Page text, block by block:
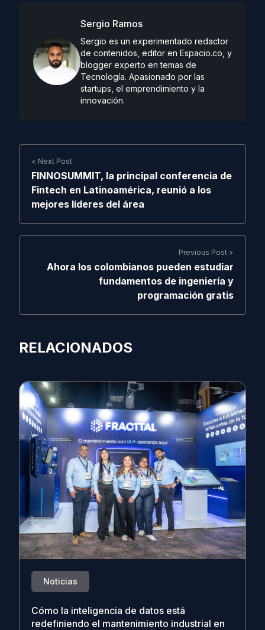
Sergio Ramos
Sergio es un experimentado redactor
de contenidos, editor en Espacio.co, y
blogger experto en temas de
Tecnología. Apasionado por las
startups, el emprendimiento y la
innovación.
< Next Post
FINNOSUMMIT, la principal conferencia de
Fintech en Latinoamérica, reunió a los
mejores líderes del área
Previous Post >
Ahora los colombianos pueden estudiar
fundamentos de ingeniería y
programación gratis
RELACIONADOS
Noticias
Cómo la inteligencia de datos está
redefiniendo el mantenimiento industrial en